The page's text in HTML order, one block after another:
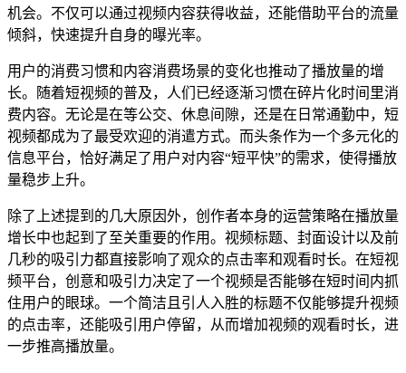
机会。不仅可以通过视频内容获得收益，还能借助平台的流量
倾斜，快速提升自身的曝光率。
用户的消费习惯和内容消费场景的变化也推动了播放量的增
长。随着短视频的普及，人们已经逐渐习惯在碎片化时间里消
费内容。无论是在等公交、休息间隙，还是在日常通勤中，短
视频都成为了最受欢迎的消遣方式。而头条作为一个多元化的
信息平台，恰好满足了用户对内容“短平快”的需求，使得播放
量稳步上升。
除了上述提到的几大原因外，创作者本身的运营策略在播放量
增长中也起到了至关重要的作用。视频标题、封面设计以及前
几秒的吸引力都直接影响了观众的点击率和观看时长。在短视
频平台，创意和吸引力决定了一个视频是否能够在短时间内抓
住用户的眼球。一个简洁且引人入胜的标题不仅能够提升视频
的点击率，还能吸引用户停留，从而增加视频的观看时长，进
一步推高播放量。